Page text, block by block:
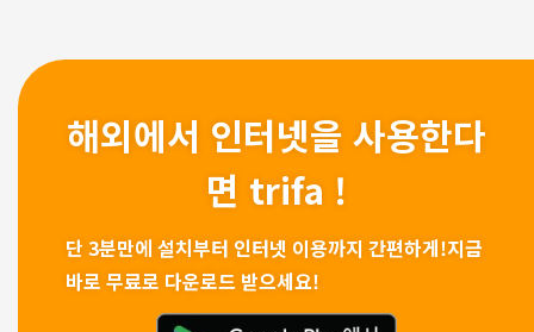
해외에서 인터넷을 사용한다
면 trifa !
단 3분만에 설치부터 인터넷 이용까지 간편하게!지금
바로 무료로 다운로드 받으세요!